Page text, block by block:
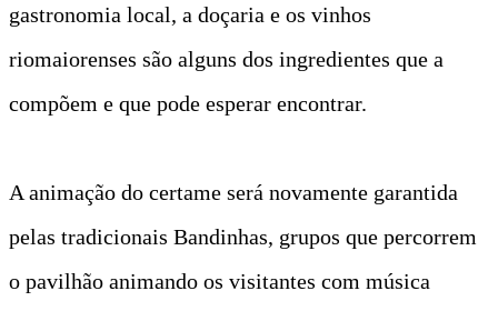
gastronomia local, a doçaria e os vinhos
riomaiorenses são alguns dos ingredientes que a
compõem e que pode esperar encontrar.
A animação do certame será novamente garantida
pelas tradicionais Bandinhas, grupos que percorrem
o pavilhão animando os visitantes com música